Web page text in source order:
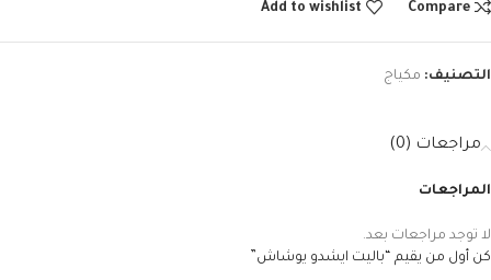
Compare
Add to wishlist
التصنيف: مكياج
مراجعات (0)
المراجعات
لا توجد مراجعات بعد.
كن أول من يقيم “باليت ايشدو يوشاش”